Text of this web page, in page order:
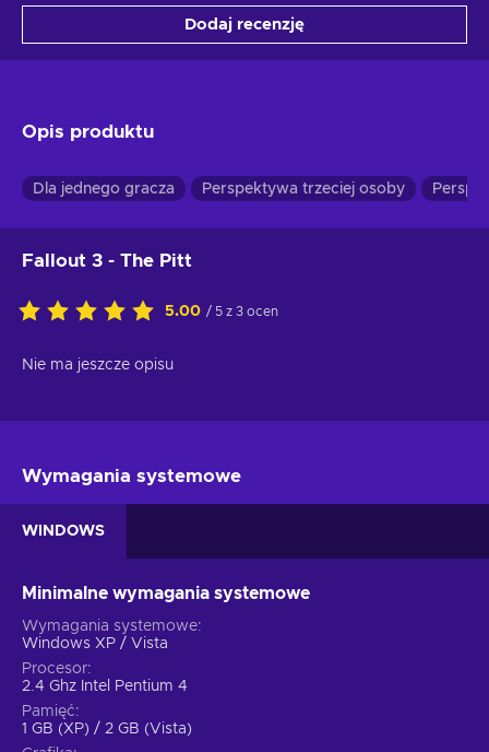
Dodaj recenzję
Opis produktu
Dla jednego gracza Perspektywa trzeciej osoby
Fallout 3 - The Pitt
5.00 / 5 z 3 ocen
Nie ma jeszcze opisu
Wymagania systemowe
WINDOWS
Minimalne wymagania systemowe
Wymagania systemowe
Windows XP / Vista
Procesor
2.4 Ghz Intel Pentium 4
Pamięć
1 GB (XP) / 2 GB (Vista)